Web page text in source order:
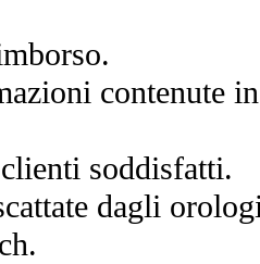
contenute
soddisfatti.
dagli